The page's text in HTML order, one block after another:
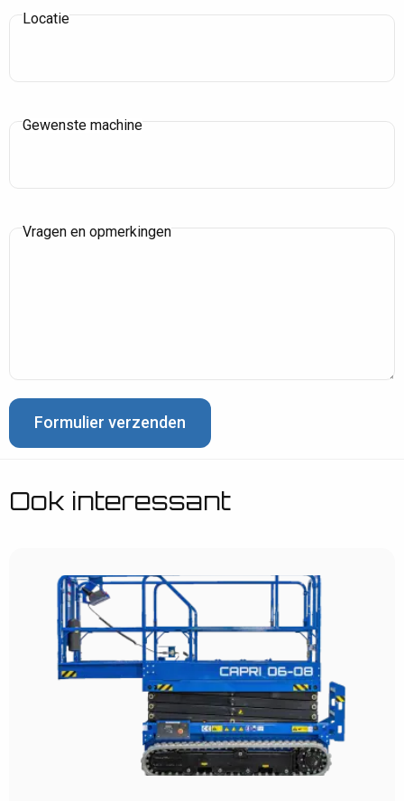
Locatie
Gewenste machine
Vragen en opmerkingen
Formulier verzenden
Ook interessant